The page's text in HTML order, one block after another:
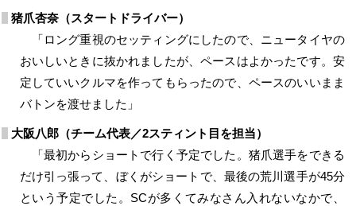
猪爪杏奈（スタートドライバー）
「ロング重視のセッティングにしたので、ニュータイヤの
おいしいときに抜かれましたが、ペースはよかったです。安
定していいクルマを作ってもらったので、ペースのいいまま
バトンを渡せました」
大阪八郎（チーム代表／2スティント目を担当）
「最初からショートで行く予定でした。猪爪選手をできる
だけ引っ張って、ぼくがショートで、最後の荒川選手が45分
という予定でした。SCが多くてみなさん入れないなかで、